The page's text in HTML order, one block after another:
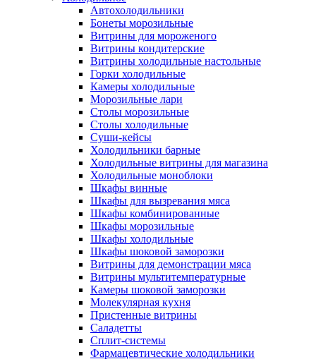
Автохолодильники
Бонеты морозильные
Витрины для мороженого
Витрины кондитерские
Витрины холодильные настольные
Горки холодильные
Камеры холодильные
Морозильные лари
Столы морозильные
Столы холодильные
Суши-кейсы
Холодильники барные
Холодильные витрины для магазина
Холодильные моноблоки
Шкафы винные
Шкафы для вызревания мяса
Шкафы комбинированные
Шкафы морозильные
Шкафы холодильные
Шкафы шоковой заморозки
Витрины для демонстрации мяса
Витрины мультитемпературные
Камеры шоковой заморозки
Молекулярная кухня
Пристенные витрины
Саладетты
Сплит-системы
Фармацевтические холодильники